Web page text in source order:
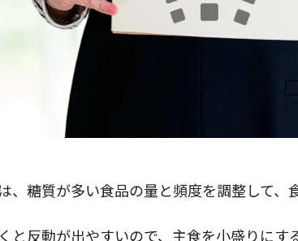
、糖質が多い食品の量と頻度を調整して、
と反動が出やすいので、主食を小盛りにす